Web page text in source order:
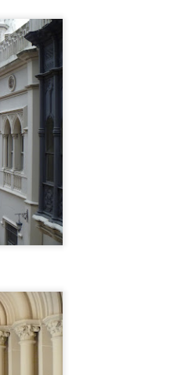
MEJOR
ESTÁN EN ITALIA, MÁS
dejan VISITARLOS POR
llegar desde Nápoles o
LA CASA,
INCREÍBLE !
me dijo que TENÍA UN
en
en MONTEVIDEO !